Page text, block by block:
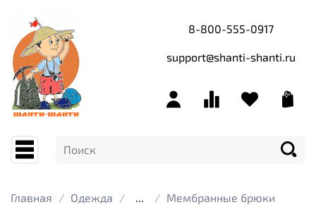
8-800-555-0917
support@shanti-shanti.ru
Главная Одежда Мембранные брюки